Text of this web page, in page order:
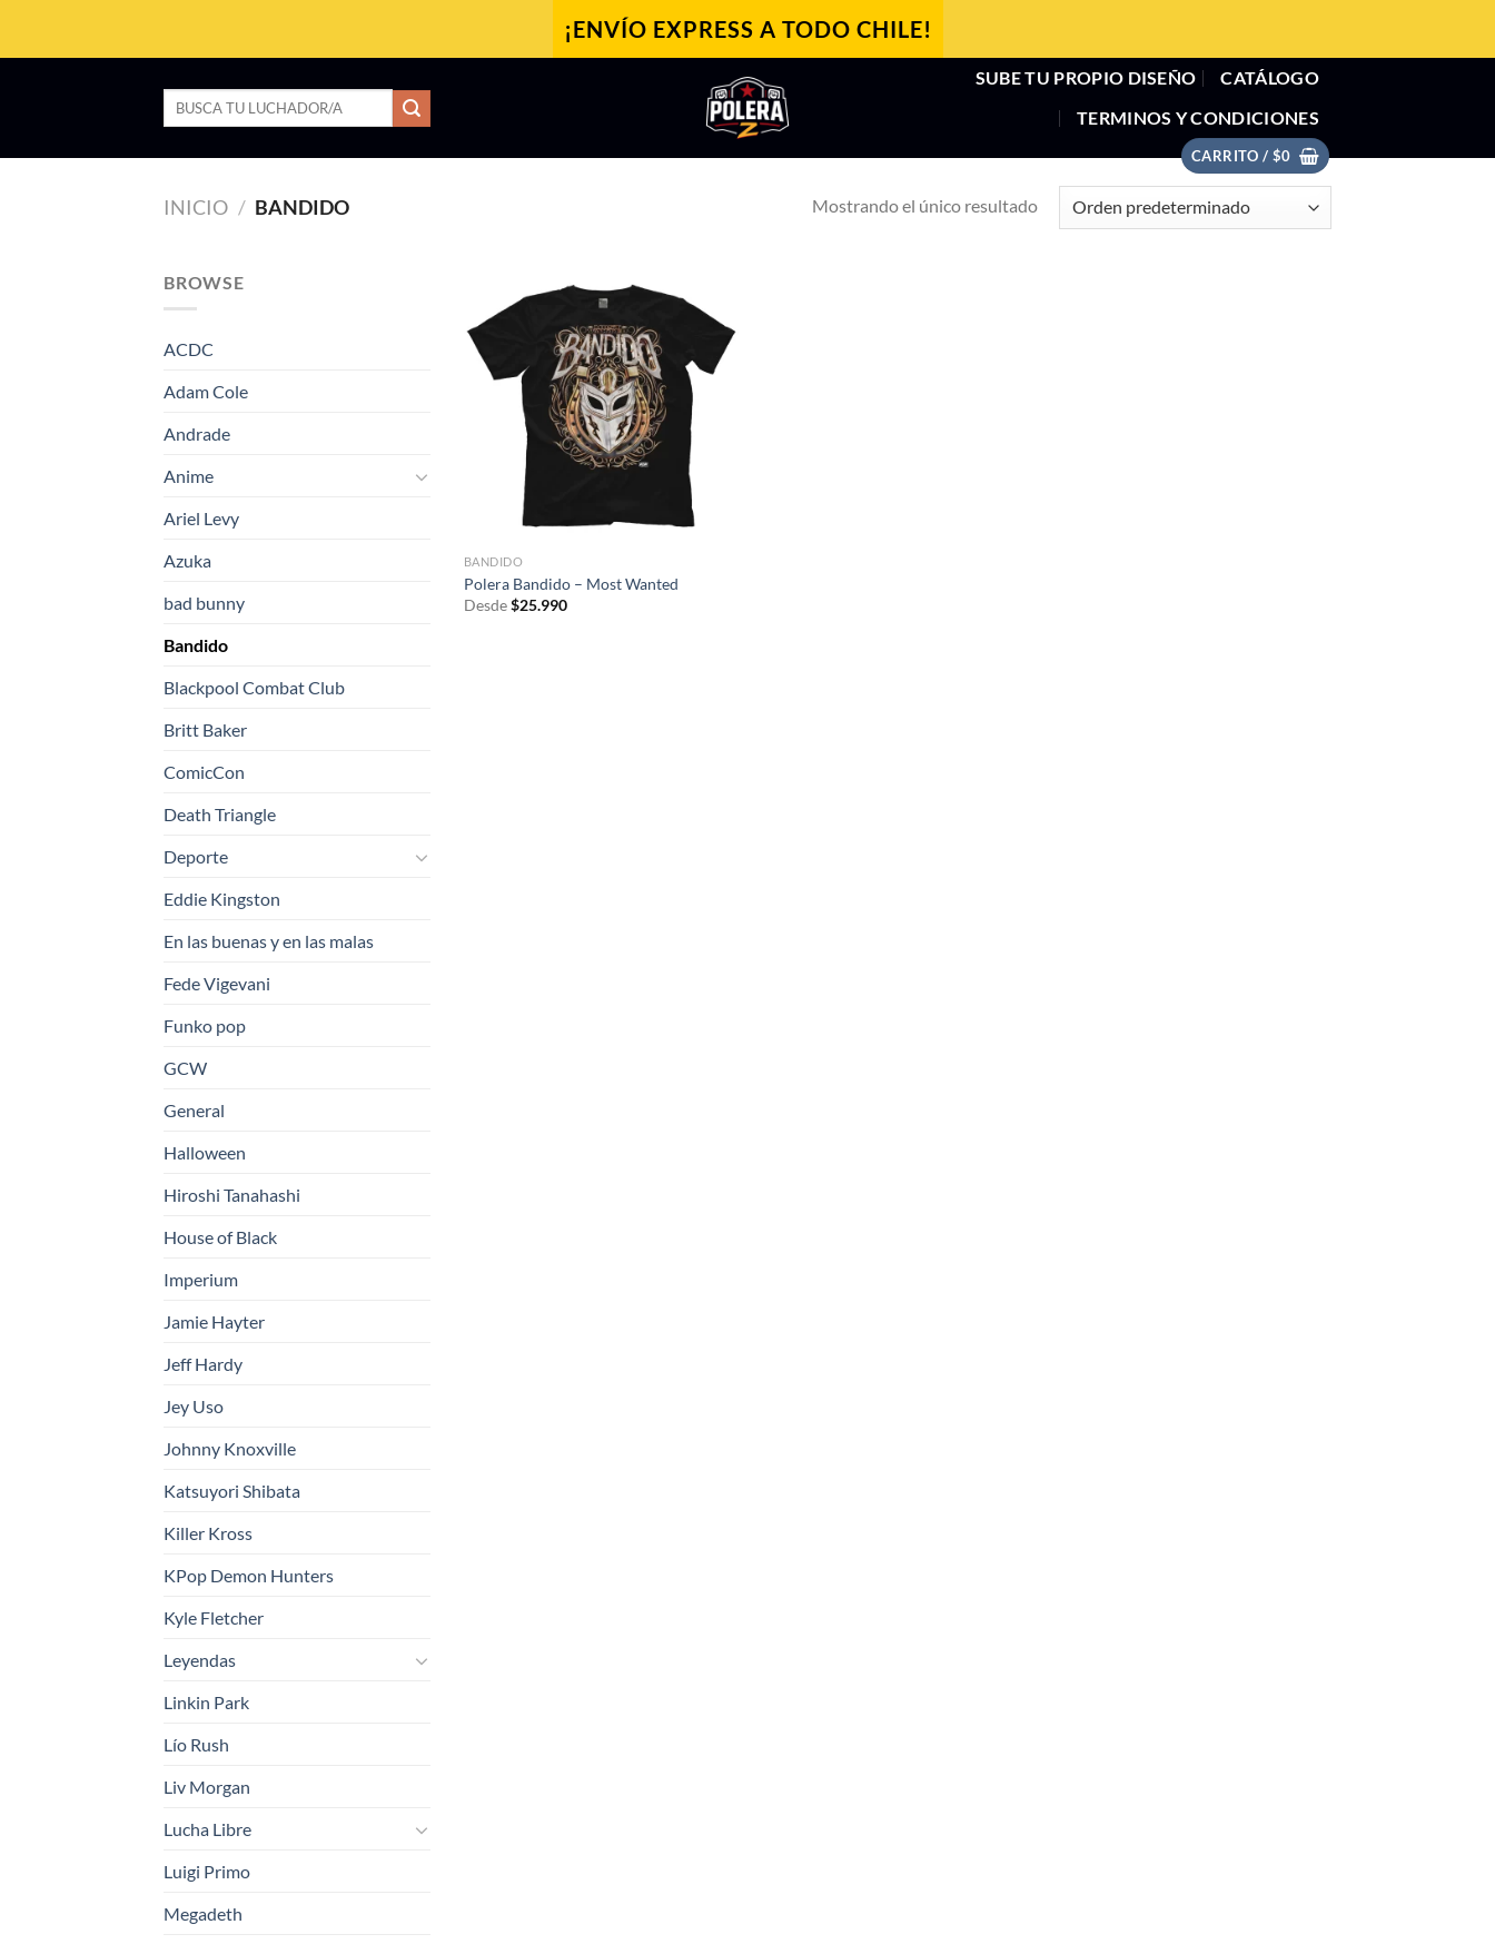
¡ENVÍO EXPRESS A TODO CHILE!
Buscar
SUBE TU PROPIO DISEÑO
CATÁLOGO
TERMINOS Y CONDICIONES
CARRITO / $0
INICIO / BANDIDO Mostrando el único resultado
BROWSE
ACDC
Adam Cole
Andrade
Anime
Ariel Levy
Azuka
bad bunny
Bandido
Blackpool Combat Club
Britt Baker
ComicCon
Death Triangle
Deporte
Eddie Kingston
En las buenas y en las malas
Fede Vigevani
Funko pop
GCW
General
Halloween
Hiroshi Tanahashi
House of Black
Imperium
Jamie Hayter
Jeff Hardy
Jey Uso
Johnny Knoxville
Katsuyori Shibata
Killer Kross
KPop Demon Hunters
Kyle Fletcher
Leyendas
Linkin Park
Lío Rush
Liv Morgan
Lucha Libre
Luigi Primo
Megadeth
BANDIDO
Polera Bandido – Most Wanted
Desde$25.990